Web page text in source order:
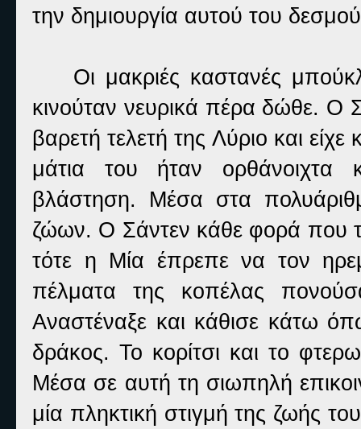
την δημιουργία αυτού του
Οι μακριές καστανές
κινούταν νευρικά πέρα δώθε. Ο
βαρετή τελετή της Λύριο και
μάτια του ήταν
βλάστηση. Μέσα στα
ζώων. Ο Σάντεν κάθε φορά που
τότε η Μία έπρεπε να τον
πέλματα της κοπέλας
Αναστέναξε και κάθισε κάτω
δράκος. Το κορίτσι και το
Μέσα σε αυτή τη σιωπηλή
μία πληκτική στιγμή της ζωής